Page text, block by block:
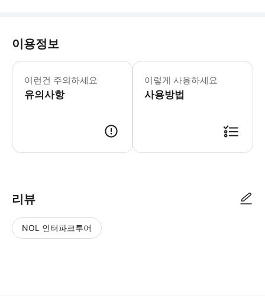
이용정보
이런건 주의하세요
유의사항
전체 픽업, 드롭 위치를 알려주세요.
이렇게 사용하세요
사용방법
리뷰
NOL 인터파크투어